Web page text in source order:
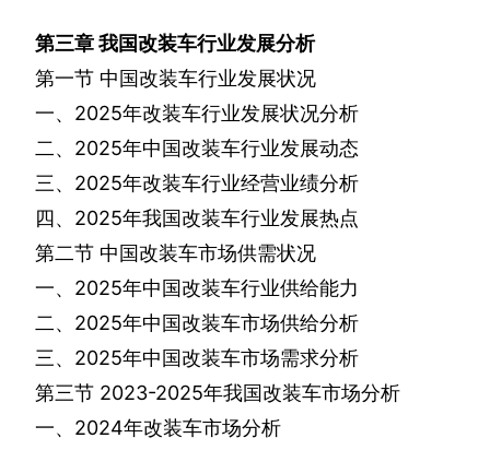
第三章我国改装车行业发展分析
第一节 中国改装车行业发展状况
一、 2025年改装车行业发展状况分析
二、 2025年中国改装车行业发展动态
三、 2025年改装车行业经营业绩分析
四、 2025年我国改装车行业发展热点
第二节 中国改装车市场供需状况
一、 2025年中国改装车行业供给能力
二、 2025年中国改装车市场供给分析
三、 2025年中国改装车市场需求分析
第三节 2023-2025年我国改装车市场分析
一、 2024年改装车市场分析